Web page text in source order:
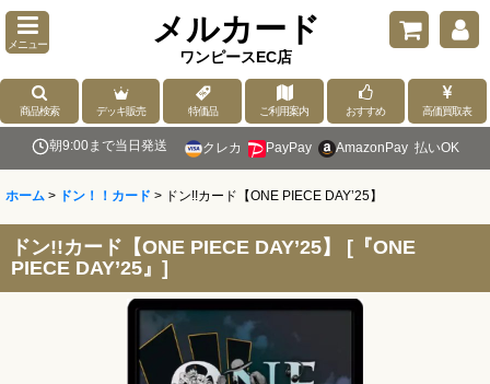
メニュー メルカード
ワンピースEC店
商品検索 デッキ販売 特価品 ご利用案内 おすすめ 高価買取表
朝9:00まで当日発送 クレカ PayPay AmazonPay 払いOK
ホーム > ドン！！カード > ドン!!カード【ONE PIECE DAY’25】
ドン!!カード【ONE PIECE DAY’25】 [ 『ONE
PIECE DAY’25』 ]